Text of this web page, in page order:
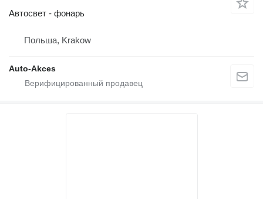
Автосвет - фонарь
Польша, Krakow
Auto-Akces